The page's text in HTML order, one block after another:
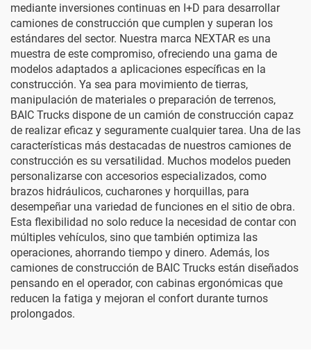
mediante inversiones continuas en I+D para desarrollar
camiones de construcción que cumplen y superan los
estándares del sector. Nuestra marca NEXTAR es una
muestra de este compromiso, ofreciendo una gama de
modelos adaptados a aplicaciones específicas en la
construcción. Ya sea para movimiento de tierras,
manipulación de materiales o preparación de terrenos,
BAIC Trucks dispone de un camión de construcción capaz
de realizar eficaz y seguramente cualquier tarea. Una de las
características más destacadas de nuestros camiones de
construcción es su versatilidad. Muchos modelos pueden
personalizarse con accesorios especializados, como
brazos hidráulicos, cucharones y horquillas, para
desempeñar una variedad de funciones en el sitio de obra.
Esta flexibilidad no solo reduce la necesidad de contar con
múltiples vehículos, sino que también optimiza las
operaciones, ahorrando tiempo y dinero. Además, los
camiones de construcción de BAIC Trucks están diseñados
pensando en el operador, con cabinas ergonómicas que
reducen la fatiga y mejoran el confort durante turnos
prolongados.